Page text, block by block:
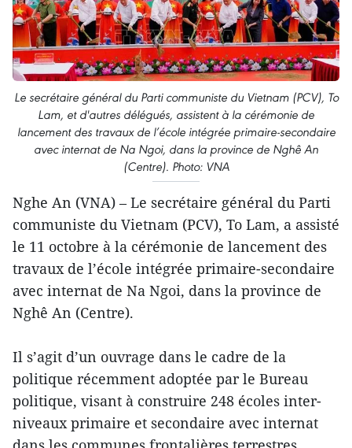
Le secrétaire général du Parti communiste du Vietnam (PCV), To
Lam, et d'autres délégués, assistent à la cérémonie de
lancement des travaux de l’école intégrée primaire-secondaire
avec internat de Na Ngoi, dans la province de Nghê An
(Centre). Photo: VNA
Nghe An (VNA) – Le secrétaire général du Parti
communiste du Vietnam (PCV), To Lam, a assisté
le 11 octobre à la cérémonie de lancement des
travaux de l’école intégrée primaire-secondaire
avec internat de Na Ngoi, dans la province de
Nghê An (Centre).
Il s’agit d’un ouvrage dans le cadre de la
politique récemment adoptée par le Bureau
politique, visant à construire 248 écoles inter-
niveaux primaire et secondaire avec internat